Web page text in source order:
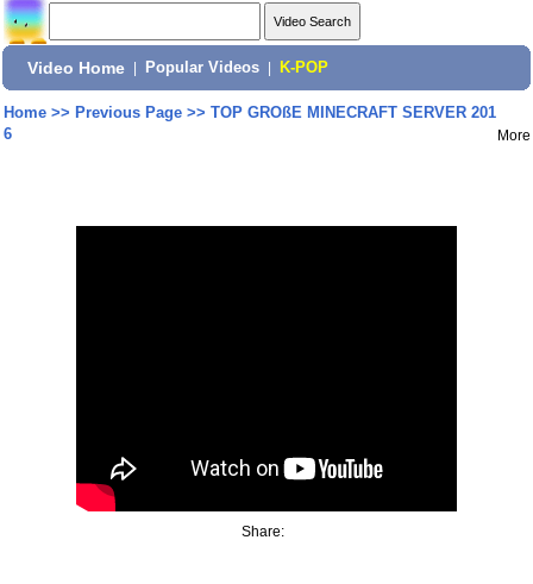
Video Home Popular Videos K-POP
Home>> Previous Page>> TOP GROßE MINECRAFT SERVER 201
6
More
Share: